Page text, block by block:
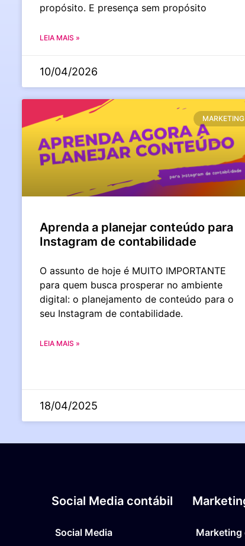
propósito. E presença sem propósito
LEIA MAIS »
10/04/2026
MARKETING
Aprenda a planejar conteúdo para
Instagram de contabilidade
O assunto de hoje é MUITO IMPORTANTE
para quem busca prosperar no ambiente
digital: o planejamento de conteúdo para o
seu Instagram de contabilidade.
LEIA MAIS »
18/04/2025
Social Media contábil
Social Media Marketing